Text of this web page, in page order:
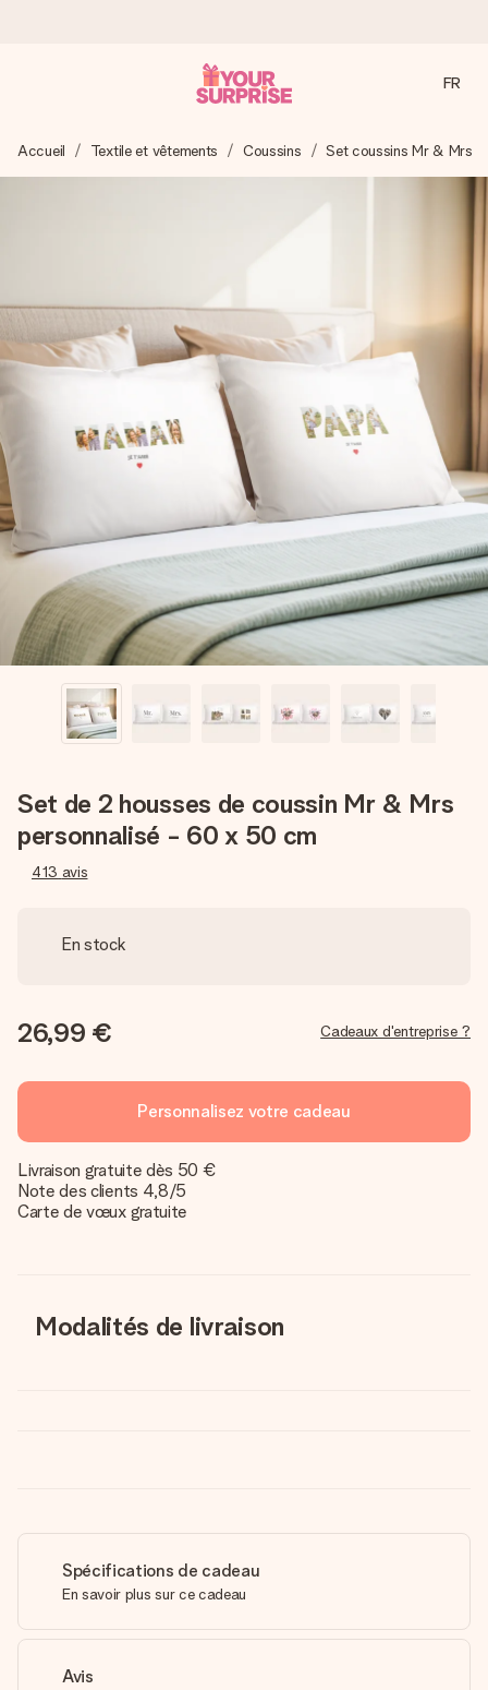
Nous préparons votre cadeau avec attention et l’envoyons
en un éclair – pour que vous puissiez l’offrir au bon moment,
Nos cadeaux sont appréciés. Les clients nous attribuent
une note de 4,8 sur Google Reviews (total de tous les
pays où nous sommes présents).
Carte de vœux gratuite
Créez quelque chose d’unique en quelques étapes – avec
son prénom, votre photo ou un message qui touche le cœur.
Sans complications, juste tout l’amour pour le moment idéal.
FR
Accueil Textile et vêtements Coussins Set coussins Mr & Mrs
Set de 2 housses de coussin Mr & Mrs
personnalisé - 60 x 50 cm
413 avis
En stock
26,99 € Cadeaux d'entreprise ?
Personnalisez votre cadeau
Livraison gratuite dès 50 €
Note des clients 4,8/5
Carte de vœux gratuite
Modalités de livraison
Spécifications de cadeau
En savoir plus sur ce cadeau
Avis